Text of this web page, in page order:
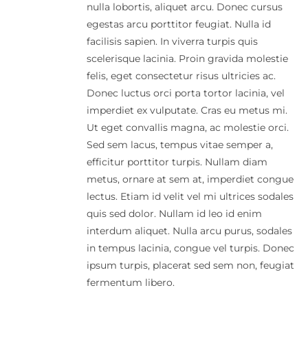
nulla lobortis, aliquet arcu. Donec cursus
egestas arcu porttitor feugiat. Nulla id
facilisis sapien. In viverra turpis quis
scelerisque lacinia. Proin gravida molestie
felis, eget consectetur risus ultricies ac.
Donec luctus orci porta tortor lacinia, vel
imperdiet ex vulputate. Cras eu metus mi.
Ut eget convallis magna, ac molestie orci.
Sed sem lacus, tempus vitae semper a,
efficitur porttitor turpis. Nullam diam
metus, ornare at sem at, imperdiet congue
lectus. Etiam id velit vel mi ultrices sodales
quis sed dolor. Nullam id leo id enim
interdum aliquet. Nulla arcu purus, sodales
in tempus lacinia, congue vel turpis. Donec
ipsum turpis, placerat sed sem non, feugiat
fermentum libero.